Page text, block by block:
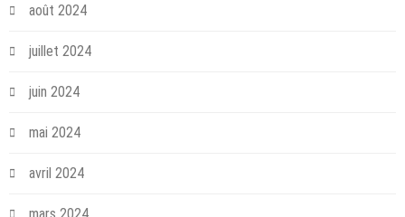
août 2024
juillet 2024
juin 2024
mai 2024
avril 2024